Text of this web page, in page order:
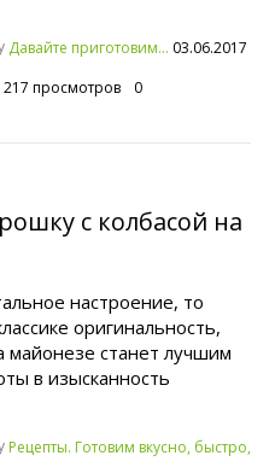
Давайте приготовим... 03.06.2017
217 просмотров 0
с колбасой на
настроение, то
оригинальность,
майонезе станет лучшим
в изысканность
Рецепты. Готовим вкусно, быстро,